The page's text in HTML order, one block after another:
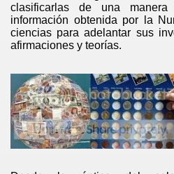
clasificarlas de una
información obtenida por la
ciencias para adelantar sus
afirmaciones y teorías.